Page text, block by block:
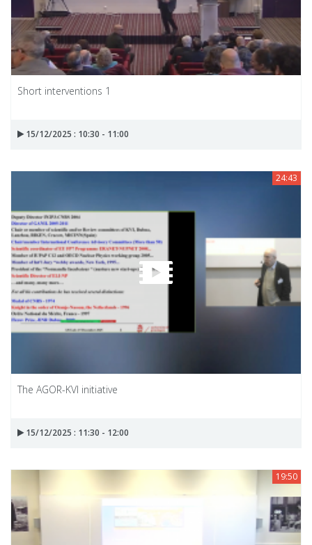
Short interventions 1
15/12/2025 : 10:30 - 11:00
24:43
The AGOR-KVI initiative
15/12/2025 : 11:30 - 12:00
19:50